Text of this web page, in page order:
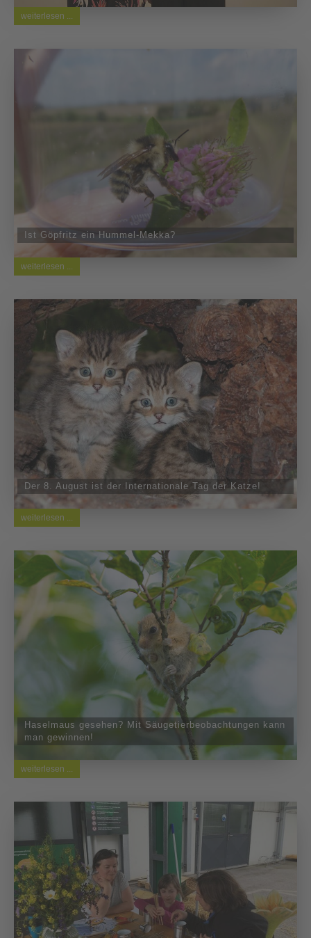
weiterlesen ...
Ist Göpfritz ein Hummel-Mekka?
weiterlesen ...
Der 8. August ist der Internationale Tag der Katze!
weiterlesen ...
Haselmaus gesehen? Mit Säugetierbeobachtungen kann
man gewinnen!
weiterlesen ...